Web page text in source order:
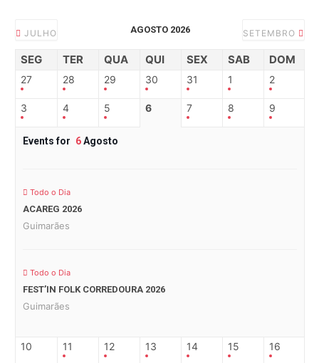
JULHO AGOSTO 2026 SETEMBRO
SEG TER QUA QUI SEX SAB DOM
27 28 29 30 31 1 2
3 4 5 6 7 8 9
Events for 6Agosto
Todo o Dia
ACAREG 2026
Guimarães
Todo o Dia
FEST’IN FOLK CORREDOURA 2026
Guimarães
10 11 12 13 14 15 16